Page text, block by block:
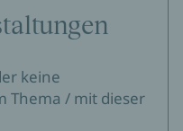
keine
Thema / mit dieser